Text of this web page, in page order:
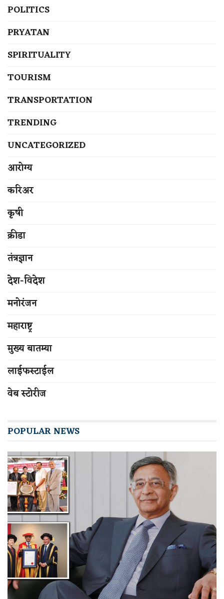
POLITICS
PRYATAN
SPIRITUALITY
TOURISM
TRANSPORTATION
TRENDING
UNCATEGORIZED
आरोग्य
करिअर
कृषी
क्रीडा
तंत्रज्ञान
देश-विदेश
मनोरंजन
महाराष्ट्र
मुख्य बातम्या
लाईफस्टाईल
वेब स्टोरीज
POPULAR NEWS